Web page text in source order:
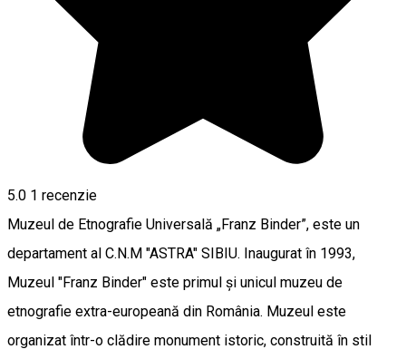
5.0 1 recenzie
Muzeul de Etnografie Universală „Franz Binder”, este un
departament al C.N.M "ASTRA" SIBIU. Inaugurat în 1993,
Muzeul "Franz Binder" este primul şi unicul muzeu de
etnografie extra-europeană din România. Muzeul este
organizat într-o clădire monument istoric, construită în stil